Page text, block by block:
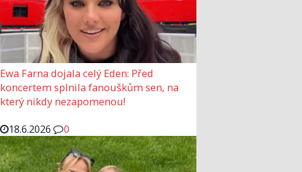
Ewa Farna dojala celý Eden: Před
koncertem splnila fanouškům sen, na
který nikdy nezapomenou!
18.6.2026
0